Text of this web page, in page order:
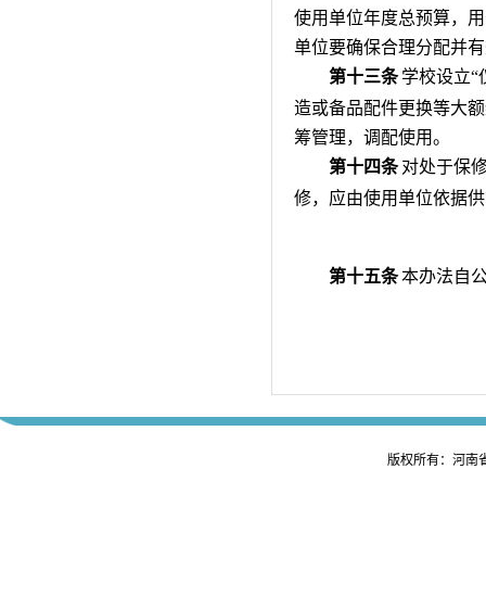
使用单位年度总预算，
单位要确保合理分配并
第十三条 学校设立“
造或备品配件更换等大
筹管理，调配使用。
第十四条 对处于保
修，应由使用单位依据
第十五条本办法自
版权所有：河南